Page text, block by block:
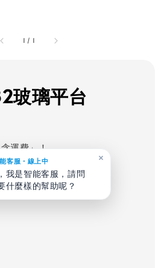
1 / 1
玻璃平台
運費」！
化
零件及掛勾
客服・線上中
我是智能客服，請問
什麼樣的幫助呢？
×